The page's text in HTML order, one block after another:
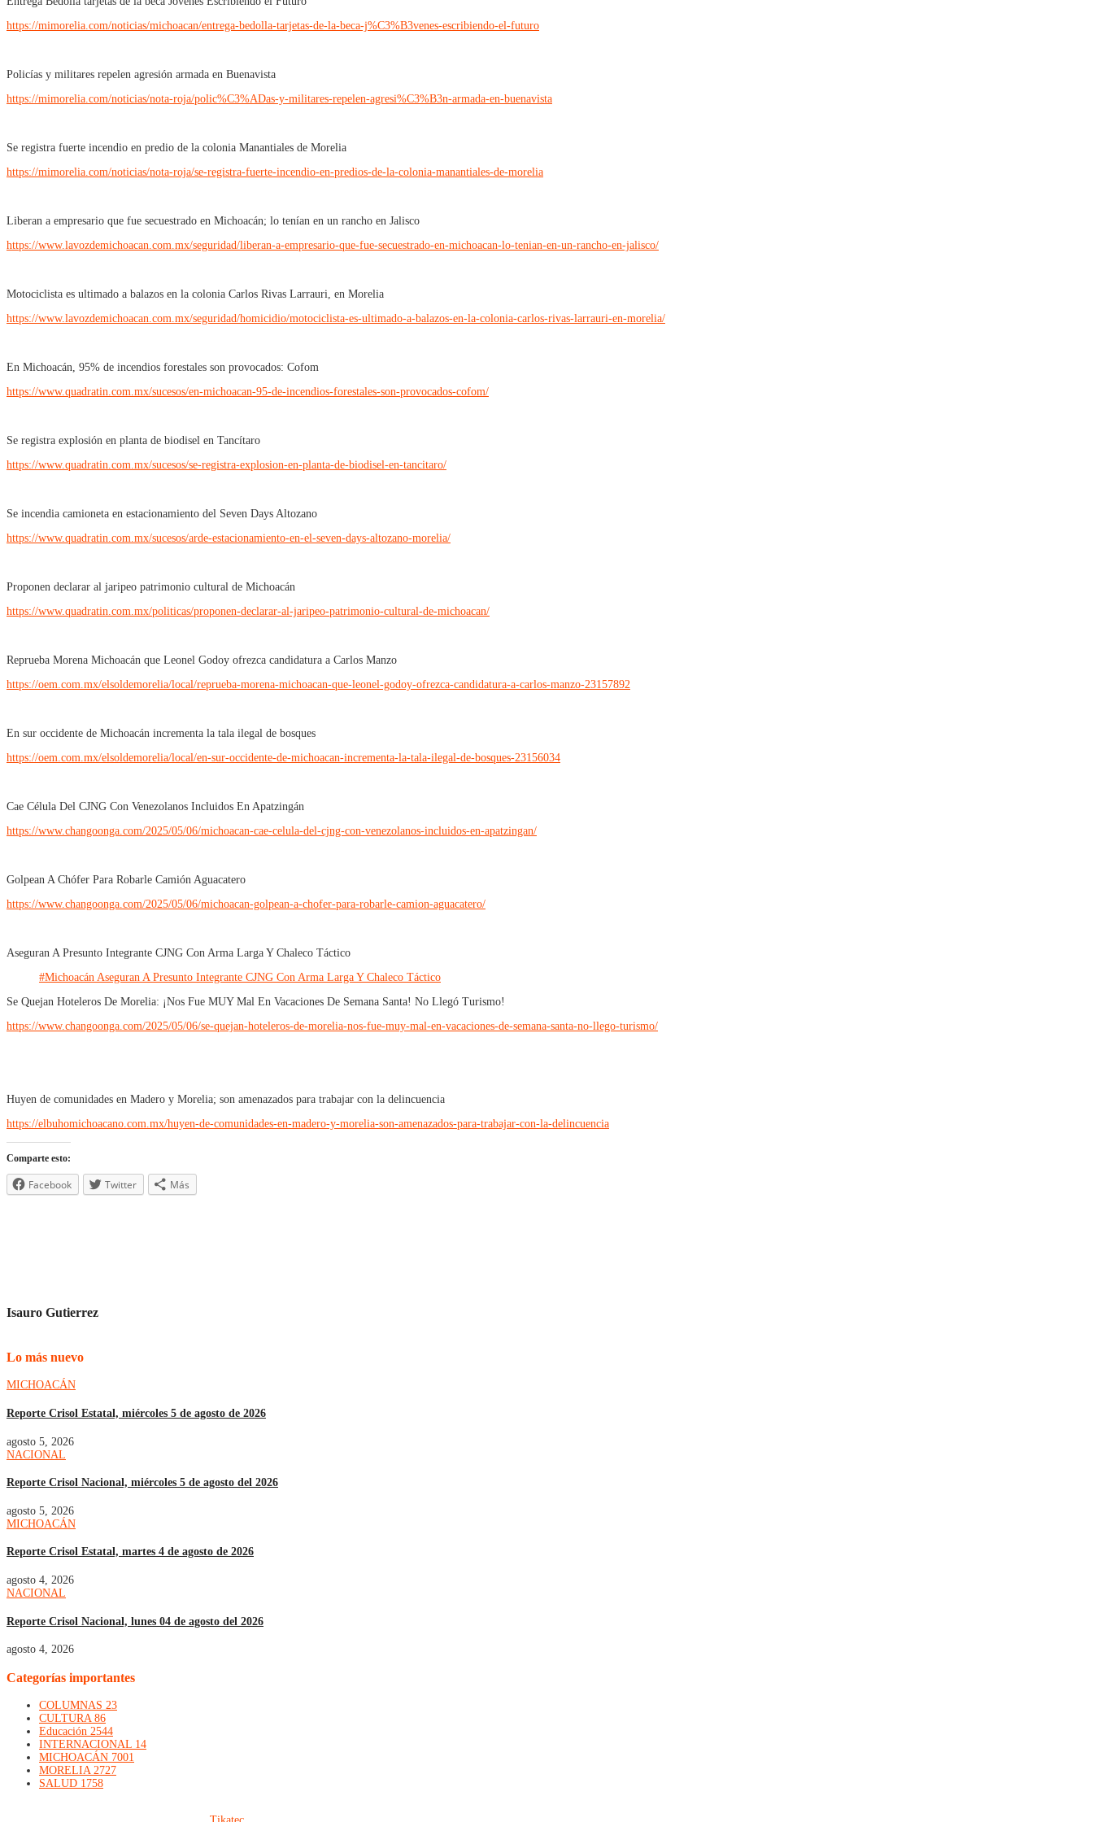
https://mimorelia.com/noticias/michoacan/entrega-bedolla-tarjetas-de-la-beca-j%C3%B3venes-escribiendo-el-futuro
Policías y militares repelen agresión armada en Buenavista
https://mimorelia.com/noticias/nota-roja/polic%C3%ADas-y-militares-repelen-agresi%C3%B3n-armada-en-buenavista
Se registra fuerte incendio en predio de la colonia Manantiales de Morelia
https://mimorelia.com/noticias/nota-roja/se-registra-fuerte-incendio-en-predios-de-la-colonia-manantiales-de-morelia
Liberan a empresario que fue secuestrado en Michoacán; lo tenían en un rancho en Jalisco
https://www.lavozdemichoacan.com.mx/seguridad/liberan-a-empresario-que-fue-secuestrado-en-michoacan-lo-tenian-en-un-rancho-en-jalisco/
Motociclista es ultimado a balazos en la colonia Carlos Rivas Larrauri, en Morelia
https://www.lavozdemichoacan.com.mx/seguridad/homicidio/motociclista-es-ultimado-a-balazos-en-la-colonia-carlos-rivas-larrauri-en-morelia/
En Michoacán, 95% de incendios forestales son provocados: Cofom
https://www.quadratin.com.mx/sucesos/en-michoacan-95-de-incendios-forestales-son-provocados-cofom/
Se registra explosión en planta de biodisel en Tancítaro
https://www.quadratin.com.mx/sucesos/se-registra-explosion-en-planta-de-biodisel-en-tancitaro/
Se incendia camioneta en estacionamiento del Seven Days Altozano
https://www.quadratin.com.mx/sucesos/arde-estacionamiento-en-el-seven-days-altozano-morelia/
Proponen declarar al jaripeo patrimonio cultural de Michoacán
https://www.quadratin.com.mx/politicas/proponen-declarar-al-jaripeo-patrimonio-cultural-de-michoacan/
Reprueba Morena Michoacán que Leonel Godoy ofrezca candidatura a Carlos Manzo
https://oem.com.mx/elsoldemorelia/local/reprueba-morena-michoacan-que-leonel-godoy-ofrezca-candidatura-a-carlos-manzo-23157892
En sur occidente de Michoacán incrementa la tala ilegal de bosques
https://oem.com.mx/elsoldemorelia/local/en-sur-occidente-de-michoacan-incrementa-la-tala-ilegal-de-bosques-23156034
Cae Célula Del CJNG Con Venezolanos Incluidos En Apatzingán
https://www.changoonga.com/2025/05/06/michoacan-cae-celula-del-cjng-con-venezolanos-incluidos-en-apatzingan/
Golpean A Chófer Para Robarle Camión Aguacatero
https://www.changoonga.com/2025/05/06/michoacan-golpean-a-chofer-para-robarle-camion-aguacatero/
Aseguran A Presunto Integrante CJNG Con Arma Larga Y Chaleco Táctico
#Michoacán Aseguran A Presunto Integrante CJNG Con Arma Larga Y Chaleco Táctico
Se Quejan Hoteleros De Morelia: ¡Nos Fue MUY Mal En Vacaciones De Semana Santa! No Llegó Turismo!
https://www.changoonga.com/2025/05/06/se-quejan-hoteleros-de-morelia-nos-fue-muy-mal-en-vacaciones-de-semana-santa-no-llego-turismo/
Huyen de comunidades en Madero y Morelia; son amenazados para trabajar con la delincuencia
https://elbuhomichoacano.com.mx/huyen-de-comunidades-en-madero-y-morelia-son-amenazados-para-trabajar-con-la-delincuencia
Comparte esto:
Facebook Twitter Más
Isauro Gutierrez
Lo más nuevo
MICHOACÁN
Reporte Crisol Estatal, miércoles 5 de agosto de 2026
agosto 5, 2026
NACIONAL
Reporte Crisol Nacional, miércoles 5 de agosto del 2026
agosto 5, 2026
MICHOACÁN
Reporte Crisol Estatal, martes 4 de agosto de 2026
agosto 4, 2026
NACIONAL
Reporte Crisol Nacional, lunes 04 de agosto del 2026
agosto 4, 2026
Categorías importantes
COLUMNAS 23
CULTURA 86
Educación 2544
INTERNACIONAL 14
MICHOACÁN 7001
MORELIA 2727
SALUD 1758